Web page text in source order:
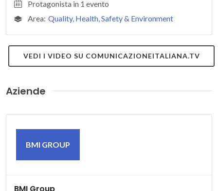
Protagonista in 1 evento
Area: Quality, Health, Safety & Environment
VEDI I VIDEO SU COMUNICAZIONEITALIANA.TV
Aziende
BMI GROUP
BMI Group